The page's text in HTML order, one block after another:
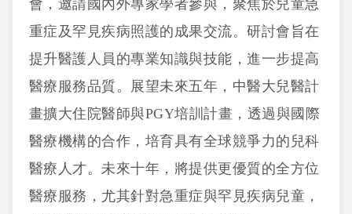
會，邀請國內外專家學者參與，聚焦於兒童急
重症及罕見疾病照護的成果交流。研討會旨在
提升醫護人員的專業知識與技能，進一步提高
醫療服務品質。展望未來五年，中醫大兒醫計
畫擴大住院醫師與PGY培訓計畫，透過與國際
醫療機構的合作，培育具有全球競爭力的兒科
醫療人才。未來十年，將提供更優質的全方位
醫療服務，尤其針對急重症與罕見疾病兒童，